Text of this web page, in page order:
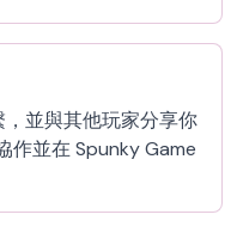
並與其他玩家分享你
作並在 Spunky Game